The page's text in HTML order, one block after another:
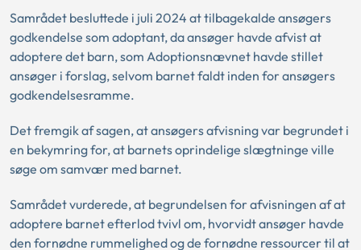
Samrådet besluttede i juli 2024 at tilbagekalde ansøgers
godkendelse som adoptant, da ansøger havde afvist at
adoptere det barn, som Adoptionsnævnet havde stillet
ansøger i forslag, selvom barnet faldt inden for ansøgers
godkendelsesramme.
Det fremgik af sagen, at ansøgers afvisning var begrundet i
en bekymring for, at barnets oprindelige slægtninge ville
søge om samvær med barnet.
Samrådet vurderede, at begrundelsen for afvisningen af at
adoptere barnet efterlod tvivl om, hvorvidt ansøger havde
den fornødne rummelighed og de fornødne ressourcer til at